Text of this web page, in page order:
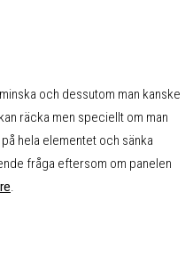
och dessutom man kanske
räcka men speciellt om man
hela elementet och sänka
fråga eftersom om panelen